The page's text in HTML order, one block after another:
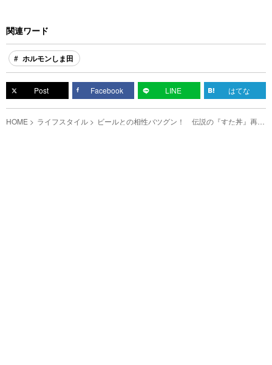
関連ワード
ホルモンしま田
Post Facebook LINE はてな
HOME ライフスタイル ビールとの相性バツグン！ 伝説の『すた丼』再現
レシピに「おいしそう」「作ってみよう」